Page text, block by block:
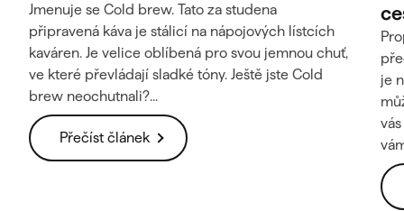
Jmenuje se Cold brew. Tato za studena
připravená káva je stálicí na nápojových lístcích
kaváren. Je velice oblíbená pro svou jemnou chuť,
ve které převládají sladké tóny. Ještě jste Cold
brew neochutnali?...
Přečíst článek
je